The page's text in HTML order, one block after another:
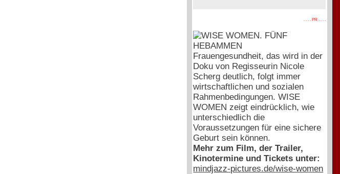
. . . . PR . . . .
Frauengesundheit, das wird in der
Doku von Regisseurin Nicole
Scherg deutlich, folgt immer
wirtschaftlichen und sozialen
Rahmenbedingungen. WISE
WOMEN zeigt eindrücklich, wie
unterschiedlich die
Voraussetzungen für eine sichere
Geburt sein können.
Mehr zum Film, der Trailer,
Kinotermine und Tickets unter:
mindjazz-pictures.de/wise-women